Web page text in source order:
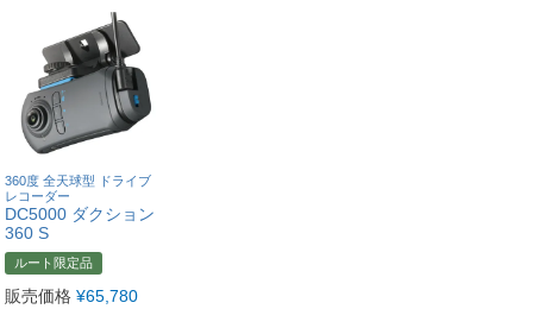
360度 全天球型 ドライブ
レコーダー
DC5000 ダクション
360 S
ルート限定品
販売価格 ¥65,780